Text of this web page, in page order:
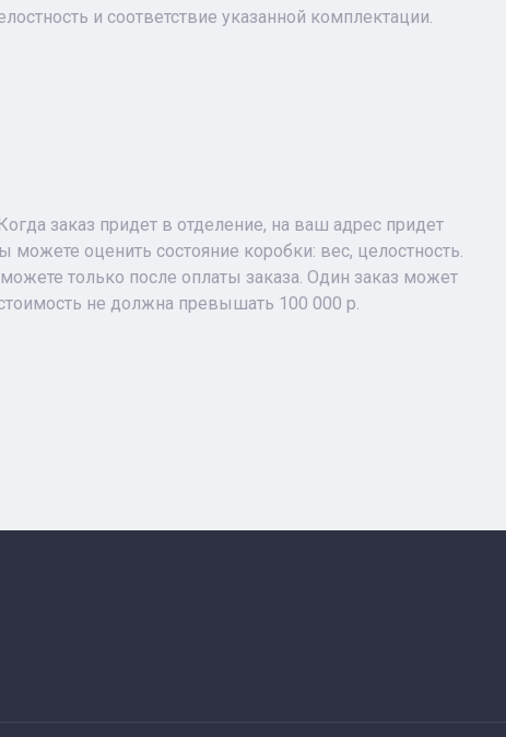
и соответствие указанной комплектации.
заказ придет в отделение, на ваш адрес придет
оценить состояние коробки: вес, целостность.
только после оплаты заказа. Один заказ может
не должна превышать 100 000 р.